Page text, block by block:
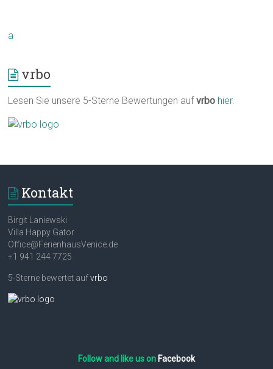
a
vrbo
Lesen Sie unsere 5-Sterne Bewertungen aufvrbo hier.
Kontakt
Birgit Laniewski
Villa Happy Gator
Office@FerienhausVenice.de
+1 941 244 7725
5-Sterne bewertet aufvrbo
Follow and like us on Facebook